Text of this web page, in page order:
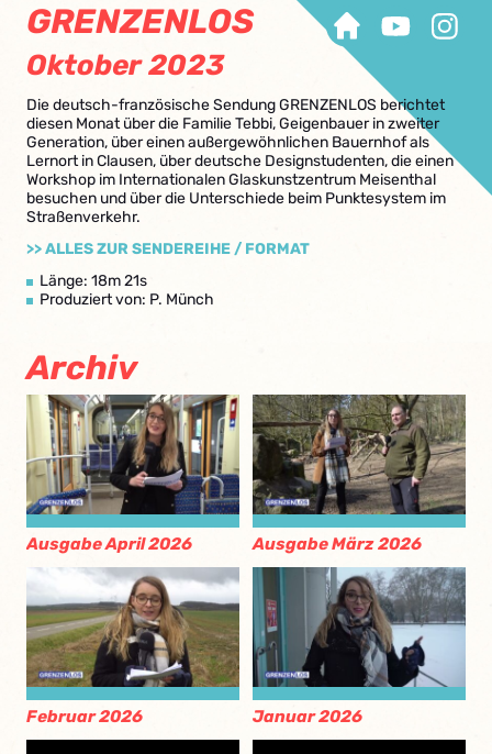
GRENZENLOS
Oktober 2023
Die deutsch-französische Sendung GRENZENLOS berichtet
diesen Monat über die Familie Tebbi, Geigenbauer in zweiter
Generation, über einen außergewöhnlichen Bauernhof als
Lernort in Clausen, über deutsche Designstudenten, die einen
Workshop im Internationalen Glaskunstzentrum Meisenthal
besuchen und über die Unterschiede beim Punktesystem im
Straßenverkehr.
>> ALLES ZUR SENDEREIHE / FORMAT
Länge: 18m 21s
Produziert von: P. Münch
Archiv
Ausgabe April 2026 Ausgabe März 2026
Februar 2026 Januar 2026